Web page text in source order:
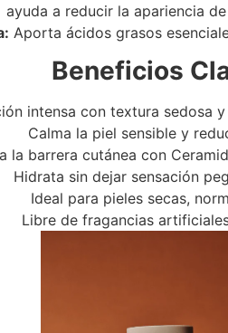
ayuda a reducir la apariencia
Aporta ácidos grasos
Beneficios
intensa con textura sedosa
Calma la piel sensible y
la barrera cutánea con
Hidrata sin dejar sensación
Ideal para pieles secas,
Libre de fragancias